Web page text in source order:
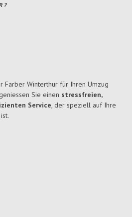
Farber Winterthur für Ihren Umzug
Sie einen stressfreien,
Service, der speziell auf Ihre